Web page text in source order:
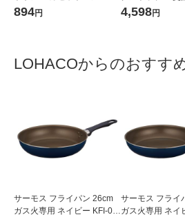
オレンジ CB-250-OR 1パッ
894円
ター 3個入
4,598円
LOHACOからのおすす
サーモス フライパン 26cm
ガス火専用 ネイビー KFI-02
サーモス フライ
ガス火専用 ネイ